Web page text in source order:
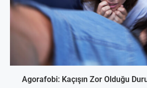
Agorafobi: Kaçışın Zor Olduğu